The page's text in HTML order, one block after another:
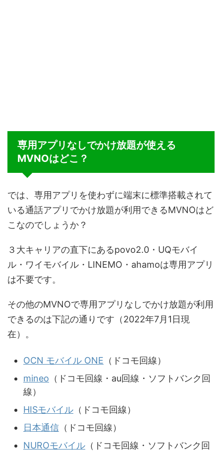
専用アプリなしでかけ放題が使える
MVNOはどこ？
では、専用アプリを使わずに端末に標準搭載されて
いる通話アプリでかけ放題が利用できるMVNOはど
こなのでしょうか？
３大キャリアの直下にあるpovo2.0・UQモバイ
ル・ワイモバイル・LINEMO・ahamoは専用アプリ
は不要です。
その他のMVNOで専用アプリなしでかけ放題が利用
できるのは下記の通りです（2022年7月1日現
在）。
OCN モバイル ONE （ドコモ回線）
mineo （ドコモ回線・au回線・ソフトバンク回
線）
HISモバイル （ドコモ回線）
日本通信 （ドコモ回線）
NUROモバイル （ドコモ回線・ソフトバンク回